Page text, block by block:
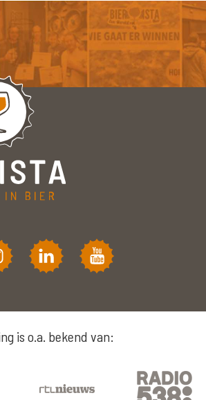
is o.a. bekend van: